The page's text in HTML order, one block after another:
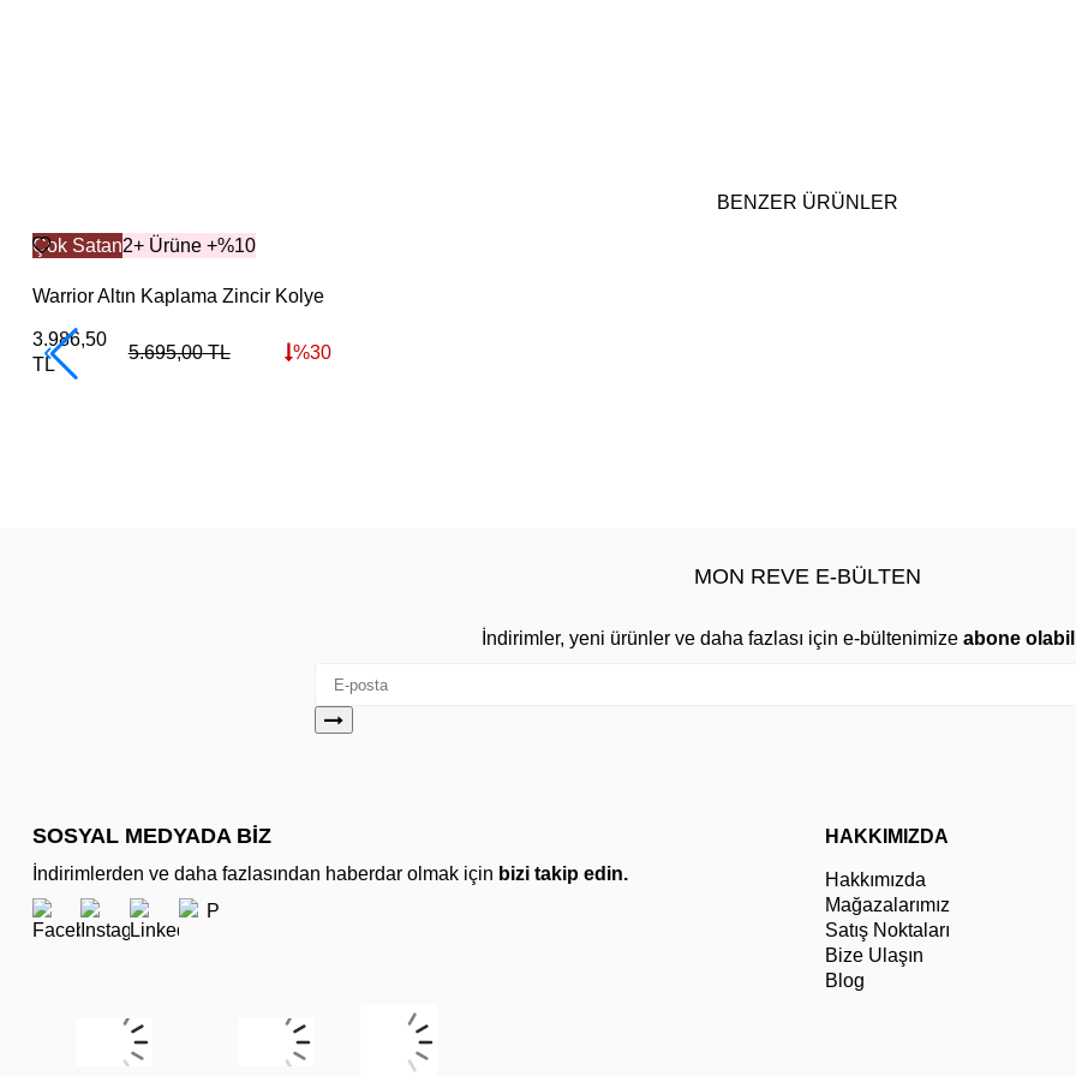
BENZER ÜRÜNLER
Çok Satan2+ Ürüne +%10
Warrior Altın Kaplama Zincir Kolye
3.986,50
TL
5.695,00TL %30
MON REVE E-BÜLTEN
İndirimler, yeni ürünler ve daha fazlası için e-bültenimize abone
SOSYAL MEDYADA BİZ
İndirimlerden ve daha fazlasından haberdar olmak için bizi takip edin.
HAKKIMIZDA
Hakkımızda
Mağazalarımız
Satış Noktaları
Bize Ulaşın
Blog